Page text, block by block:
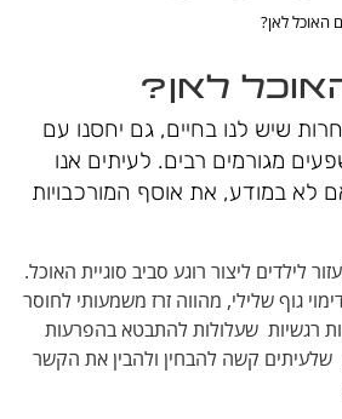
האוכל לאן?
לאן?
שיש לנו בחיים, גם יחסנו עם
מגורמים רבים. לעיתים אנו
לא במודע, את אוסף המורכבויות
לילדים ליצור רוגע סביב סוגיית האוכל.
גוף שלילי, מהווה זרז משמעותי לחוסר
רגשיות שעלולות להתבטא בהפרעות
קשה להבחין ולהבין את הקשר